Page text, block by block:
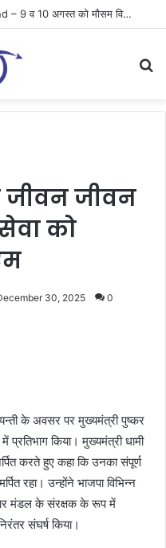
Heavy Rain Alert in Uttarakhand – 9 व 10 अगस्त को मौसम विभाग ने जारी किया ऑरेंज व येलो अलर्ट
जीवन जीवन
को
30, 2025 0
के अवसर पर मुख्यमंत्री पुष्कर
प्रतिभाग किया। मुख्यमंत्री धामी
करते हुए कहा कि उनका संपूर्ण
रहा। उन्होंने भाजपा विभिन्न
मंडल के संरक्षक के रूप में
संघर्ष किया।